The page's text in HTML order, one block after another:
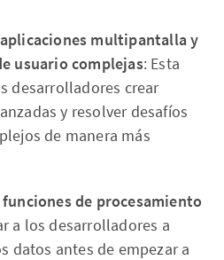
multipantalla y
usuario complejas: Esta
desarrolladores crear
y resolver desafíos
de manera más
funciones de procesamiento
a los desarrolladores a
datos antes de empezar a